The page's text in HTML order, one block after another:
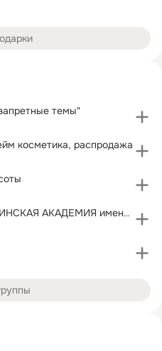
темы"
косметика, распродажа
МОСКОВСКАЯ МЕДИЦИНСКАЯ АКАДЕМИЯ имени И.М СЕЧЕНОВА